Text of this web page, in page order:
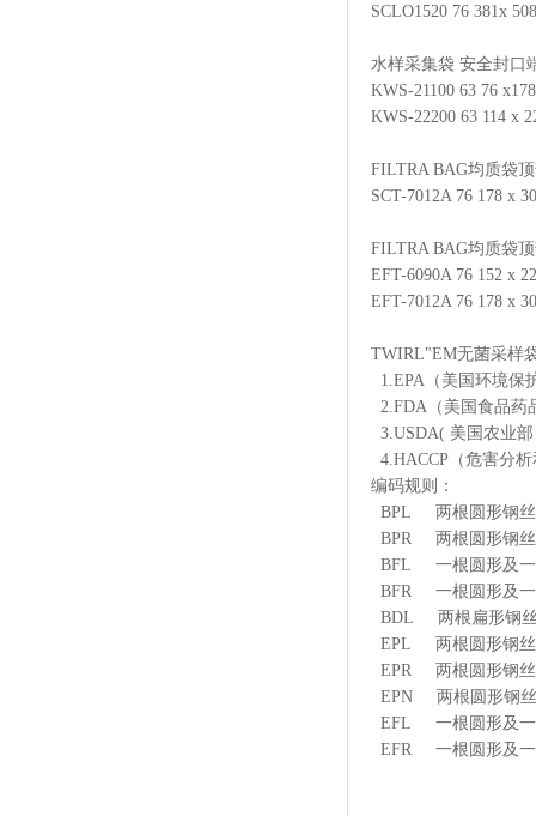
SCLO1520 76 381x
水样采集袋 安全封口
KWS-21100 63 76
KWS-22200 63 114 x
FILTRA BAG均质袋
SCT-7012A 76 178 x
FILTRA BAG均质袋
EFT-6090A 76 152 x
EFT-7012A 76 178 x
TWIRL"EM无菌采样
1.EPA（美国环境保
2.FDA（美国食品药
3.USDA( 美国农业
4.HACCP（危害分
编码规则：
BPL 两根圆形钢丝
BPR 两根圆形钢丝
BFL 一根圆形及一
BFR 一根圆形及一
BDL 两根扁形钢丝
EPL 两根圆形钢丝
EPR 两根圆形钢丝
EPN 两根圆形钢丝
EFL 一根圆形及一
EFR 一根圆形及一